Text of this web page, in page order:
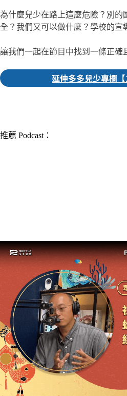
為什麼兒少在路上這麼危險？別的
全？我們又可以做什麼？學校的宣
讓我們一起在節目中找到一條正確
延伸多多兒少專欄【
推薦 Podcast：